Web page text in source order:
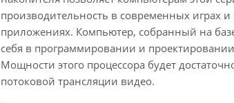
производительность в современных играх
приложениях. Компьютер, собранный на
себя в программировании и
Мощности этого процессора будет
потоковой трансляции видео.